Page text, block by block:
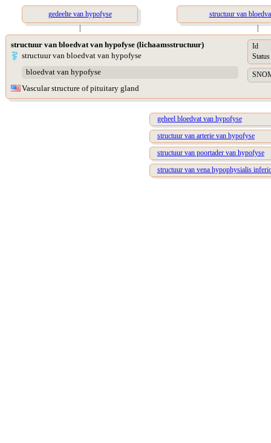
gedeelte van hypofyse
structuur van
|
|
structuur van bloedvat van hypofyse (lichaamsstructuur)
structuur van bloedvat van hypofyse
bloedvat van hypofyse
Vascular structure of pituitary gland
Id
Status
geheel bloedvat van hypofyse
structuur van arterie van hypofyse
structuur van poortader van hypofyse
structuur van vena hypophysialis